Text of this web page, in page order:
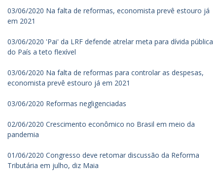
03/06/2020 Na falta de reformas, economista prevê estouro já
em 2021
03/06/2020 'Pai' da LRF defende atrelar meta para dívida pública
do País a teto flexível
03/06/2020 Na falta de reformas para controlar as despesas,
economista prevê estouro já em 2021
03/06/2020 Reformas negligenciadas
02/06/2020 Crescimento econômico no Brasil em meio da
pandemia
01/06/2020 Congresso deve retomar discussão da Reforma
Tributária em julho, diz Maia